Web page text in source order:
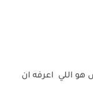
اللي اعرفه ان